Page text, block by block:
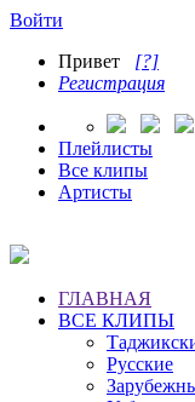
Войти
Привет [?]
Регистрация
Плейлисты
Все клипы
Артисты
ГЛАВНАЯ
ВСЕ КЛИПЫ
Русские